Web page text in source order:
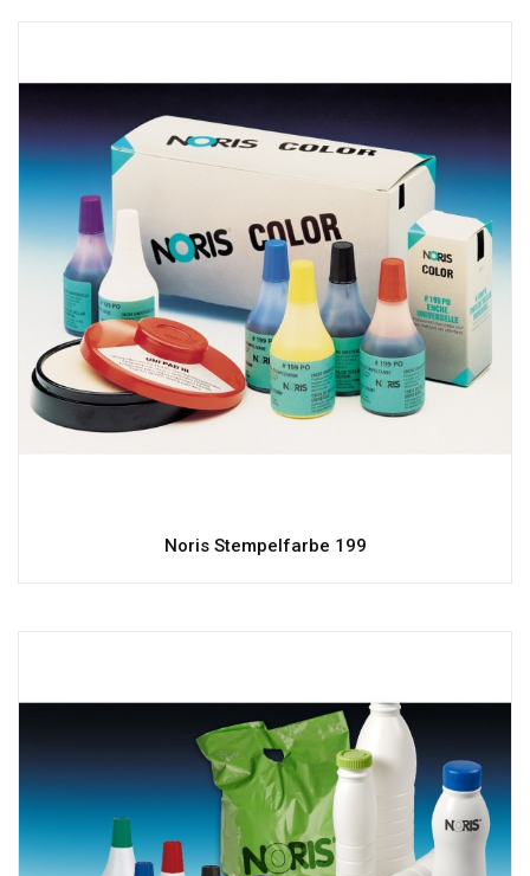
Noris Stempelfarbe 199